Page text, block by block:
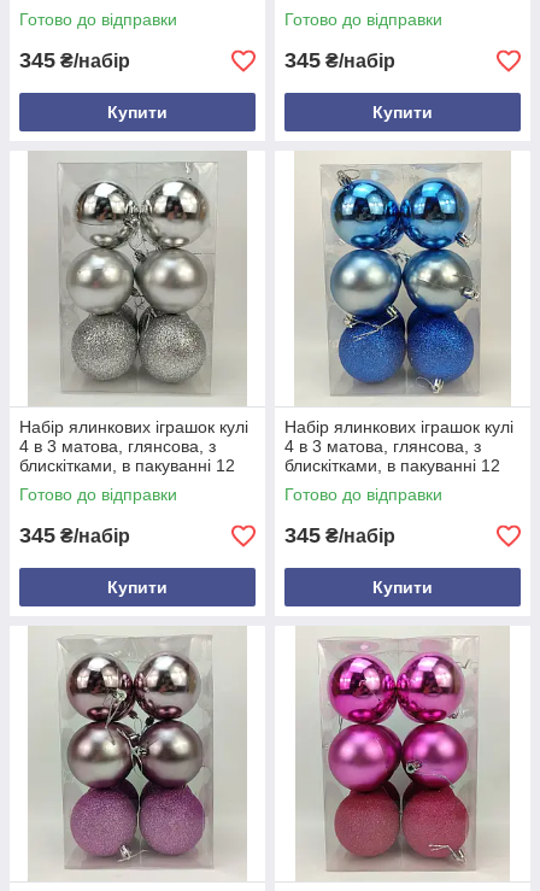
штук, d 8 см, пластик Золотий
Готово до відправки
345 ₴/набір
Купити
штук, d 8 см, пластик Бірюза
Готово до відправки
345 ₴/набір
Купити
Набір ялинкових іграшок кулі
4 в 3 матова, глянсова, з
блискітками, в пакуванні 12
штук, d 8 см, пластик Сірий
Готово до відправки
345 ₴/набір
Купити
Набір ялинкових іграшок кулі
4 в 3 матова, глянсова, з
блискітками, в пакуванні 12
штук, d 8 см, пластик Синій
Готово до відправки
345 ₴/набір
Купити